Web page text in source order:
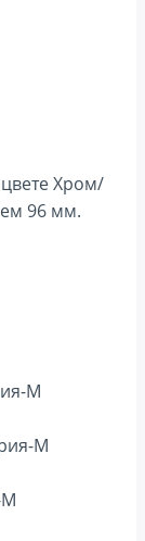
Хром/
96 мм.
М
М
М